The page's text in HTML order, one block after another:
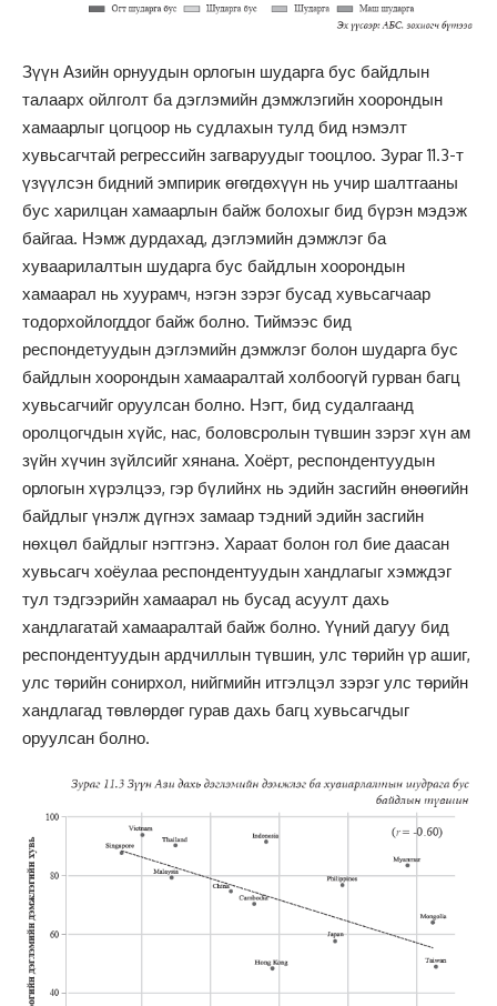
Зүүн Азийн орнуудын орлогын шударга бус байдлын
талаарх ойлголт ба дэглэмийн дэмжлэгийн хоорондын
хамаарлыг цогцоор нь судлахын тулд бид нэмэлт
хувьсагчтай регрессийн загваруудыг тооцлоо. Зураг 11.3-т
үзүүлсэн бидний эмпирик өгөгдөхүүн нь учир шалтгааны
бус харилцан хамаарлын байж болохыг бид бүрэн мэдэж
байгаа. Нэмж дурдахад, дэглэмийн дэмжлэг ба
хуваарилалтын шударга бус байдлын хоорондын
хамаарал нь хуурамч, нэгэн зэрэг бусад хувьсагчаар
тодорхойлогддог байж болно. Тиймээс бид
респондетуудын дэглэмийн дэмжлэг болон шударга бус
байдлын хоорондын хамааралтай холбоогүй гурван багц
хувьсагчийг оруулсан болно. Нэгт, бид судалгаанд
оролцогчдын хүйс, нас, боловсролын түвшин зэрэг хүн ам
зүйн хүчин зүйлсийг хянана. Хоёрт, респондентуудын
орлогын хүрэлцээ, гэр бүлийнх нь эдийн засгийн өнөөгийн
байдлыг үнэлж дүгнэх замаар тэдний эдийн засгийн
нөхцөл байдлыг нэгтгэнэ. Хараат болон гол бие даасан
хувьсагч хоёулаа респондентуудын хандлагыг хэмждэг
тул тэдгээрийн хамаарал нь бусад асуулт дахь
хандлагатай хамааралтай байж болно. Үүний дагуу бид
респондентуудын ардчиллын түвшин, улс төрийн үр ашиг,
улс төрийн сонирхол, нийгмийн итгэлцэл зэрэг улс төрийн
хандлагад төвлөрдөг гурав дахь багц хувьсагчдыг
оруулсан болно.